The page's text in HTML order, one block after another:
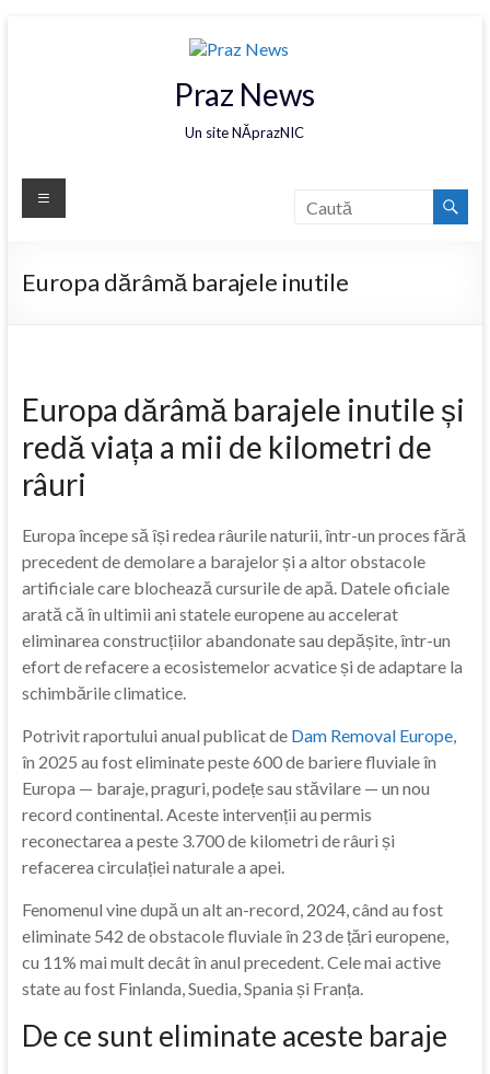
Praz News
Un site NĂprazNIC
Europa dărâmă barajele inutile
Europa dărâmă barajele inutile și
redă viața a mii de kilometri de
râuri
Europa începe să își redea râurile naturii, într-un proces fără
precedent de demolare a barajelor și a altor obstacole
artificiale care blochează cursurile de apă. Datele oficiale
arată că în ultimii ani statele europene au accelerat
eliminarea construcțiilor abandonate sau depășite, într-un
efort de refacere a ecosistemelor acvatice și de adaptare la
schimbările climatice.
Potrivit raportului anual publicat de Dam Removal Europe,
în 2025 au fost eliminate peste 600 de bariere fluviale în
Europa — baraje, praguri, podețe sau stăvilare — un nou
record continental. Aceste intervenții au permis
reconectarea a peste 3.700 de kilometri de râuri și
refacerea circulației naturale a apei.
Fenomenul vine după un alt an-record, 2024, când au fost
eliminate 542 de obstacole fluviale în 23 de țări europene,
cu 11% mai mult decât în anul precedent. Cele mai active
state au fost Finlanda, Suedia, Spania și Franța.
De ce sunt eliminate aceste baraje